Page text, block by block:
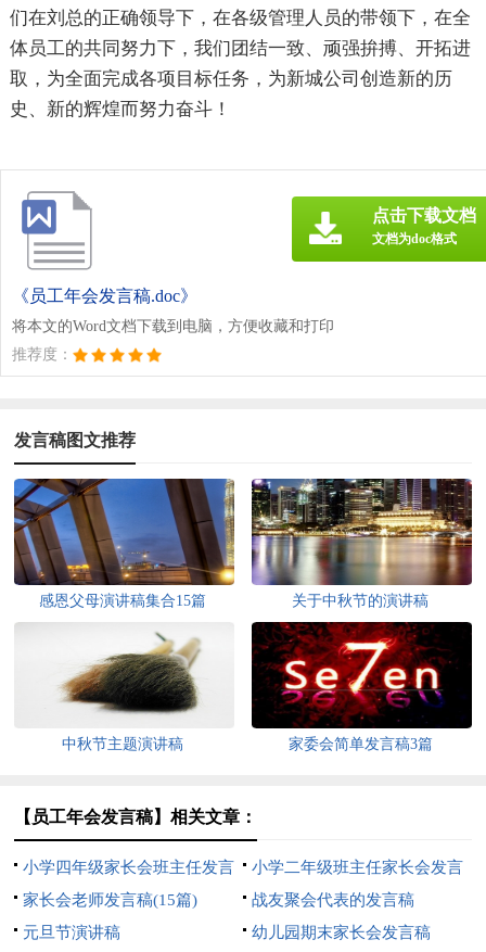
们在刘总的正确领导下，在各级管理人员的带领下，在全
体员工的共同努力下，我们团结一致、顽强拚搏、开拓进
取，为全面完成各项目标任务，为新城公司创造新的历
史、新的辉煌而努力奋斗！
《员工年会发言稿.doc》
将本文的Word文档下载到电脑，方便收藏和打印
推荐度：
点击下载文档
文档为doc格式
发言稿图文推荐
感恩父母演讲稿集合15篇 关于中秋节的演讲稿
中秋节主题演讲稿 家委会简单发言稿3篇
【员工年会发言稿】相关文章：
小学四年级家长会班主任发言
稿
小学二年级班主任家长会发言
稿
家长会老师发言稿(15篇)
战友聚会代表的发言稿
元旦节演讲稿
幼儿园期末家长会发言稿